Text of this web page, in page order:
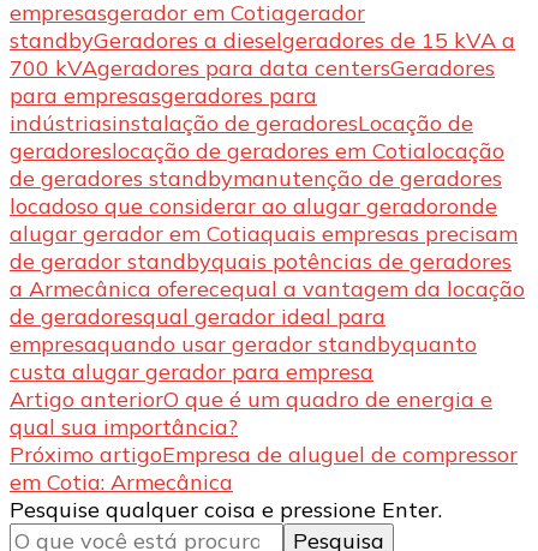
empresasgerador em Cotiagerador
standbyGeradores a dieselgeradores de 15 kVA a
700 kVAgeradores para data centersGeradores
para empresasgeradores para
indústriasinstalação de geradoresLocação de
geradoreslocação de geradores em Cotialocação
de geradores standbymanutenção de geradores
locadoso que considerar ao alugar geradoronde
alugar gerador em Cotiaquais empresas precisam
de gerador standbyquais potências de geradores
a Armecânica oferecequal a vantagem da locação
de geradoresqual gerador ideal para
empresaquando usar gerador standbyquanto
custa alugar gerador para empresa
Navegação
de
post
Artigo anteriorO que é um quadro de energia e
qual sua importância?
Próximo artigoEmpresa de aluguel de compressor
em Cotia: Armecânica
Procurando
algo?
Pesquise qualquer coisa e pressione Enter.